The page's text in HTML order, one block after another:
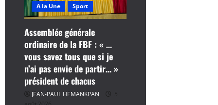
A la Une Sport
Assemblée générale
ordinaire de la FBF : « …
vous savez tous que si je
n’ai pas envie de partir… »
président de chacus
JEAN-PAUL HEMANKPAN
5